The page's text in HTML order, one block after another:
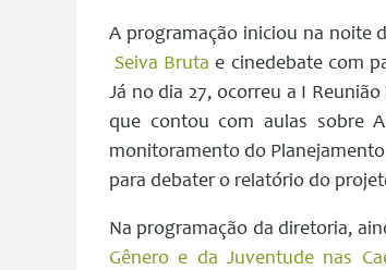
A programação iniciou na noite
Seiva Bruta e cinedebate com
Já no dia 27, ocorreu a I
que contou com aulas sobre
monitoramento do
para debater o relatório do
Na programação da diretoria,
Gênero e da Juventude nas